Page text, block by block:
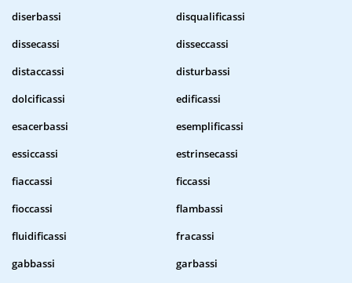
diserbassi
disqualificassi
dissecassi
disseccassi
distaccassi
disturbassi
dolcificassi
edificassi
esacerbassi
esemplificassi
essiccassi
estrinsecassi
fiaccassi
ficcassi
fioccassi
flambassi
fluidificassi
fracassi
gabbassi
garbassi